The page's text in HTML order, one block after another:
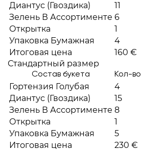
Диантус (Гвоздика)
11
Зелень В Ассортименте 6
Открытка
1
Упаковка Бумажная
4
Итоговая цена
160 €
Стандартный размер
Состав букета Кол-во
Гортензия Голубая
4
Диантус (Гвоздика)
15
Зелень В Ассортименте 8
Открытка
1
Упаковка Бумажная
5
Итоговая цена
230 €